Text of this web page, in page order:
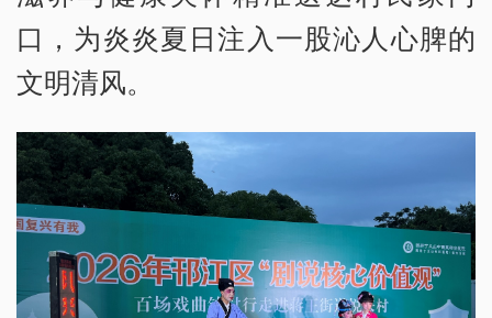
口，为炎炎夏日注入一股沁人心脾的
文明清风。